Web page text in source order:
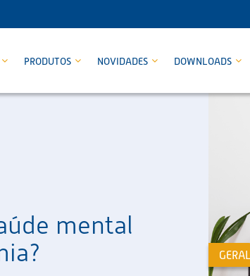
PRODUTOS NOVIDADES DOWNLOADS
mental
GERAL